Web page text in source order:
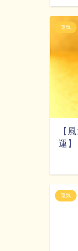
運気
【
運】
運気